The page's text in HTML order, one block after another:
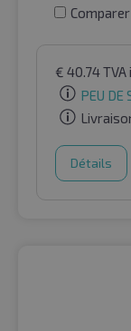
€ 40.74TVA
PEU DE
Détails